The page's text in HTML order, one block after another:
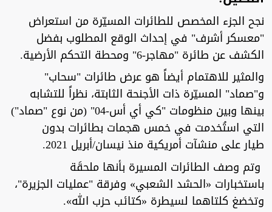
نجح الجزء المخصص للطائرات المسيّرة من استعراض
"معسكر أشرف" في إحداث الوقع المطلوب بفضل
الكشف عن طائرة "مهاجر-6" ومحطة التحكم الأرضية.
والمثير للاهتمام أيضاً هو عرض طائرات "سحاب"
و"صماد" المسيّرة ذات الأجنحة الثابتة، نظراً للتشابه
بينها وبين منظومات "كي أي أس-04" (من نوع "صماد")
التي استُخدمت في خمس هجمات بطائرات بدون
طيار على منشآت أمريكية منذ نيسان/أبريل 2021.
وتم وصف الطائرات المسيرة بأنها ملحقَة
باستخبارات «الحشد الشعبي» وفرقة "عمليات الجزيرة"،
وتخضغ كلتاهما لسيطرة «كتائب حزب الله».